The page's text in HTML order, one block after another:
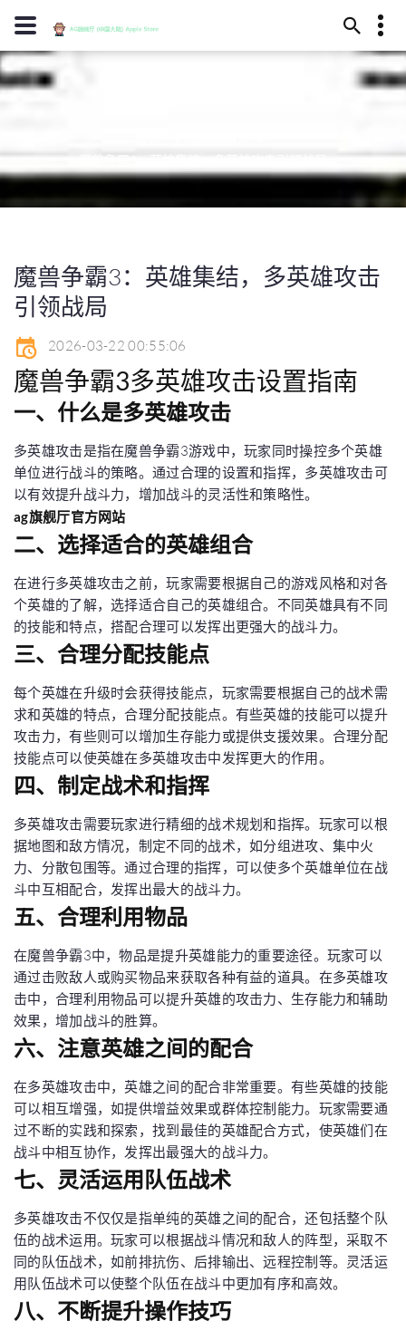
魔兽争霸3：英雄集结，多英雄攻击引领战局
魔兽争霸3：英雄集结，多英雄攻击
引领战局
2026-03-22 00:55:06
魔兽争霸3多英雄攻击设置指南
一、什么是多英雄攻击
多英雄攻击是指在魔兽争霸3游戏中，玩家同时操控多个英雄
单位进行战斗的策略。通过合理的设置和指挥，多英雄攻击可
以有效提升战斗力，增加战斗的灵活性和策略性。
ag旗舰厅官方网站
二、选择适合的英雄组合
在进行多英雄攻击之前，玩家需要根据自己的游戏风格和对各
个英雄的了解，选择适合自己的英雄组合。不同英雄具有不同
的技能和特点，搭配合理可以发挥出更强大的战斗力。
三、合理分配技能点
每个英雄在升级时会获得技能点，玩家需要根据自己的战术需
求和英雄的特点，合理分配技能点。有些英雄的技能可以提升
攻击力，有些则可以增加生存能力或提供支援效果。合理分配
技能点可以使英雄在多英雄攻击中发挥更大的作用。
四、制定战术和指挥
多英雄攻击需要玩家进行精细的战术规划和指挥。玩家可以根
据地图和敌方情况，制定不同的战术，如分组进攻、集中火
力、分散包围等。通过合理的指挥，可以使多个英雄单位在战
斗中互相配合，发挥出最大的战斗力。
五、合理利用物品
在魔兽争霸3中，物品是提升英雄能力的重要途径。玩家可以
通过击败敌人或购买物品来获取各种有益的道具。在多英雄攻
击中，合理利用物品可以提升英雄的攻击力、生存能力和辅助
效果，增加战斗的胜算。
六、注意英雄之间的配合
在多英雄攻击中，英雄之间的配合非常重要。有些英雄的技能
可以相互增强，如提供增益效果或群体控制能力。玩家需要通
过不断的实践和探索，找到最佳的英雄配合方式，使英雄们在
战斗中相互协作，发挥出最强大的战斗力。
七、灵活运用队伍战术
多英雄攻击不仅仅是指单纯的英雄之间的配合，还包括整个队
伍的战术运用。玩家可以根据战斗情况和敌人的阵型，采取不
同的队伍战术，如前排抗伤、后排输出、远程控制等。灵活运
用队伍战术可以使整个队伍在战斗中更加有序和高效。
八、不断提升操作技巧